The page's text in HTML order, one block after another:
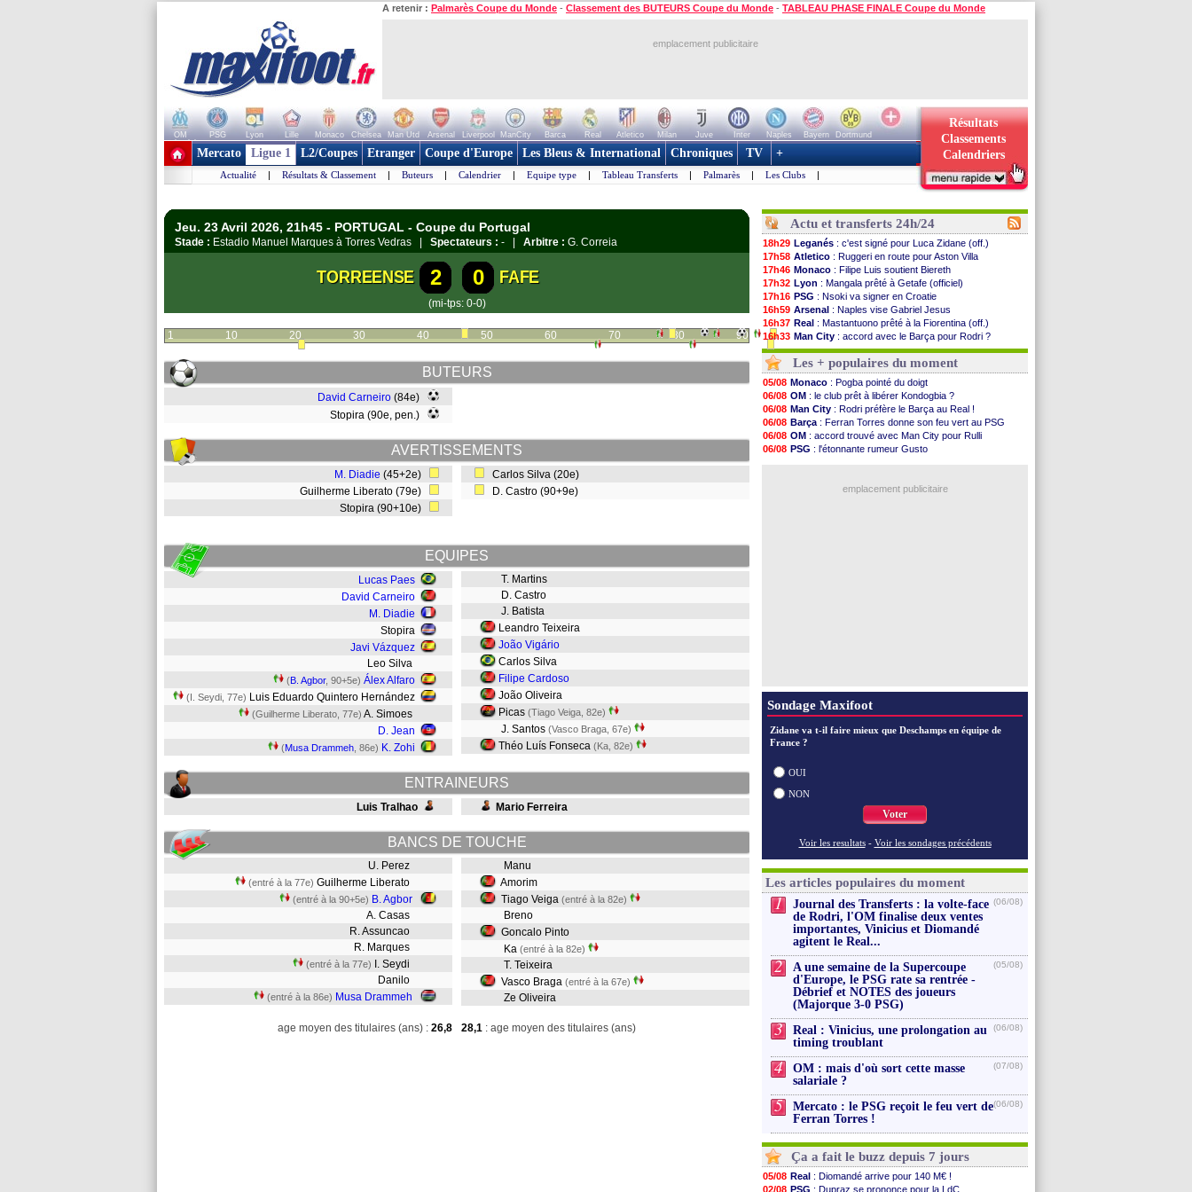
A retenir : Palmarès Coupe du Monde - Classement des BUTEURS Coupe du Monde - TABLEAU PHASE FINALE Coupe du Monde
emplacement publicitaire
OM PSG Lyon Lille Monaco Chelsea Man Utd Arsenal Liverpool ManCity Barca Real Atletico Milan Juve Inter Naples Bayern
Dortmund
+ de clubs
Résultats
Classements
Calendriers
Mercato Ligue 1 L2/Coupes Etranger Coupe d'Europe Les Bleus & International Chroniques TV +
Actualité | Résultats & Classement | Buteurs | Calendrier | Equipe type | Tableau Transferts | Palmarès | Les Clubs |
Jeu. 23 Avril 2026, 21h45 - PORTUGAL - Coupe du Portugal
Stade : Estadio Manuel Marques à Torres Vedras | Spectateurs : - | Arbitre : G. Correia
TORREENSE 2 0 FAFE
(mi-tps: 0-0)
1 10 20 30 40 50 60 70 80 90
BUTEURS
David Carneiro (84e)
Stopira (90e, pen.)
AVERTISSEMENTS
M. Diadie (45+2e)
Guilherme Liberato (79e)
Stopira (90+10e)
Carlos Silva (20e)
D. Castro (90+9e)
EQUIPES
Lucas Paes
David Carneiro
M. Diadie
Stopira
Javi Vázquez
Leo Silva
(B. Agbor, 90+5e) Álex Alfaro
(I. Seydi, 77e) Luis Eduardo Quintero Hernández
(Guilherme Liberato, 77e) A. Simoes
D. Jean
(Musa Drammeh , 86e) K. Zohi
T. Martins
D. Castro
J. Batista
Leandro Teixeira
João Vigário
Carlos Silva
Filipe Cardoso
João Oliveira
Picas (Tiago Veiga, 82e)
J. Santos (Vasco Braga, 67e)
Théo Luís Fonseca (Ka, 82e)
ENTRAINEURS
Luis Tralhao Mario Ferreira
BANCS DE TOUCHE
U. Perez
(entré à la 77e) Guilherme Liberato
(entré à la 90+5e) B. Agbor
A. Casas
R. Assuncao
R. Marques
(entré à la 77e)
I. Seydi
Danilo
(entré à la 86e) Musa Drammeh
Manu
Amorim
Tiago Veiga (entré à la 82e)
Breno
Goncalo Pinto
Ka (entré à la 82e)
T. Teixeira
Vasco Braga (entré à la 67e)
Ze Oliveira
age moyen des titulaires (ans) : 26,8 28,1 : age moyen des titulaires (ans)
Actu et transferts 24h/24
18h29 Leganés : c'est signé pour Luca Zidane (off.)
17h58 Atletico : Ruggeri en route pour Aston Villa
17h46 Monaco : Filipe Luis soutient Biereth
17h32 Lyon : Mangala prêté à Getafe (officiel)
17h16 PSG : Nsoki va signer en Croatie
16h59 Arsenal : Naples vise Gabriel Jesus
16h37 Real : Mastantuono prêté à la Fiorentina (off.)
16h33 Man City : accord avec le Barça pour Rodri ?
16h27 Rennes: Haise a prolongé (officiel)
16h22
Palace : Tomiyasu a convaincu (officiel)
16h07 OM: B. Genesio - "ce n'est pas idéal"
15h46
TFC: Sion Oppong signe pour 4 ans (officiel)
15h41
PSG: Liverpool va proposer 115 M€ pour ...
15h20
Norvège : la démission d'Infantino réclamée
14h55
PSG: Mbaye, deux pistes se détachent
14h38
Monaco: Filipe Luis veut remplacer Akliouche
14h19
Grenade: Luca Zidane va changer de club
: Guimarães a signé son contrat
Les + populaires du moment
05/08 Monaco : Pogba pointé du doigt
06/08 OM : le club prêt à libérer Kondogbia ?
06/08 Man City : Rodri préfère le Barça au Real !
06/08 Barça : Ferran Torres donne son feu vert au PSG
06/08 OM : accord trouvé avec Man City pour Rulli
06/08 PSG : l'étonnante rumeur Gusto
emplacement publicitaire
Sondage Maxifoot
Zidane va t-il faire mieux que Deschamps en équipe de
France ?
OUI
NON
Voter
Voir les resultats - Voir les sondages précédents
Les articles populaires du moment
1
Journal des Transferts : la volte-face
de Rodri, l'OM finalise deux ventes
importantes, Vinicius et Diomandé
agitent le Real...
(06/08)
2
A une semaine de la Supercoupe
d'Europe, le PSG rate sa rentrée -
Débrief et NOTES des joueurs
(Majorque 3-0 PSG)
(05/08)
3
Real : Vinicius, une prolongation au
timing troublant
(06/08)
4
OM : mais d'où sort cette masse
salariale ?
(07/08)
5
Mercato : le PSG reçoit le feu vert de
Ferran Torres !
(06/08)
Ça a fait le buzz depuis 7 jours
05/08 Real : Diomandé arrive pour 140 M€ !
02/08 PSG : Dupraz se prononce pour la LdC